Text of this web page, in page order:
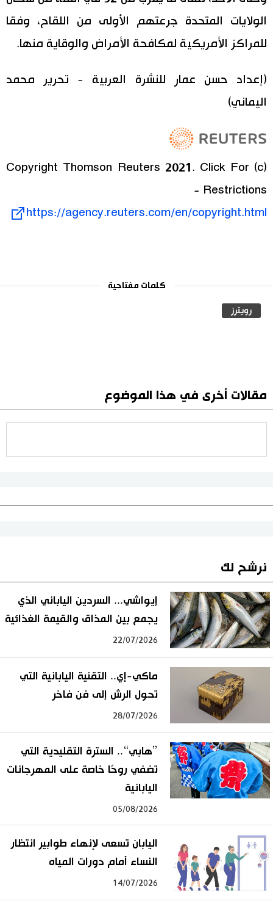
الولايات المتحدة جرعتهم الأولى من اللقاح، وفقا
للمراكز الأمريكية لمكافحة الأمراض والوقاية منها.
(إعداد حسن عمار للنشرة العربية - تحرير محمد
اليماني)
(c) Copyright Thomson Reuters 2021. Click For
Restrictions -
https://agency.reuters.com/en/copyright.html
كلمات مفتاحية
رويترز
مقالات أخرى في هذا الموضوع
نرشح لك
إيواشي... السردين الياباني الذي
يجمع بين المذاق والقيمة الغذائية
22/07/2026
ماكي-إي.. التقنية اليابانية التي
تحول الرش إلى فن فاخر
28/07/2026
”هابي“.. السترة التقليدية التي
تضفي روحًا خاصة على المهرجانات
اليابانية
05/08/2026
اليابان تسعى لإنهاء طوابير انتظار
النساء أمام دورات المياه
14/07/2026